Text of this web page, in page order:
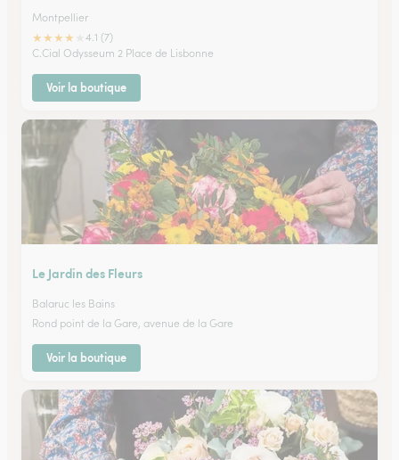
Montpellier
★★★★
4.1 (7)
C.Cial Odysseum 2 Place de Lisbonne
Voir la boutique
Le Jardin des Fleurs
Balaruc les Bains
Rond point de la Gare, avenue de la Gare
Voir la boutique